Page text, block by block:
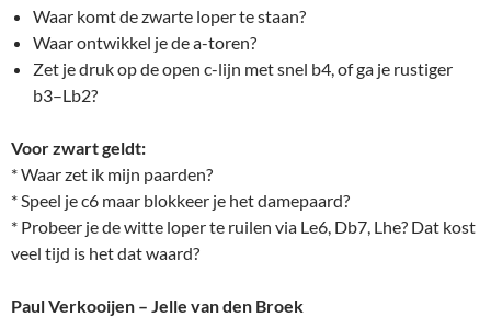
Waar komt de zwarte loper te staan?
Waar ontwikkel je de a-toren?
Zet je druk op de open c-lijn met snel b4, of ga je rustiger
b3–Lb2?
Voor zwart geldt:
* Waar zet ik mijn paarden?
* Speel je c6 maar blokkeer je het damepaard?
* Probeer je de witte loper te ruilen via Le6, Db7, Lhe? Dat kost
veel tijd is het dat waard?
Paul Verkooijen – Jelle van den Broek